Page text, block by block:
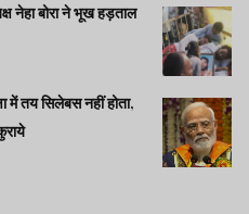
नेहा बोरा ने भूख हड़ताल
में तय सिलेबस नहीं होता,